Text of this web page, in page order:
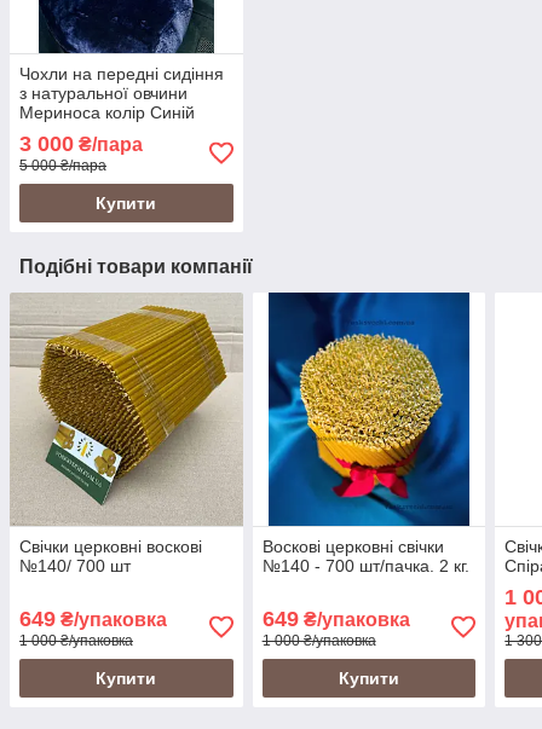
Чохли на передні сидіння
з натуральної овчини
Мериноса колір Синій
3 000 ₴/пара
5 000 ₴/пара
Купити
Подібні товари компанії
Свічки церковні воскові
№140/ 700 шт
649 ₴/упаковка
1 000 ₴/упаковка
Купити
Воскові церковні свічки
№140 - 700 шт/пачка. 2 кг.
649₴/упаковка
1 000 ₴/упаковка
Купити
1
1